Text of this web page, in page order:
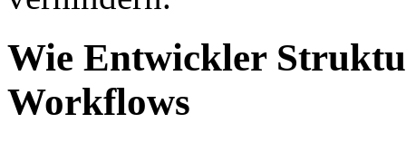
Wie Entwickler
Workflows